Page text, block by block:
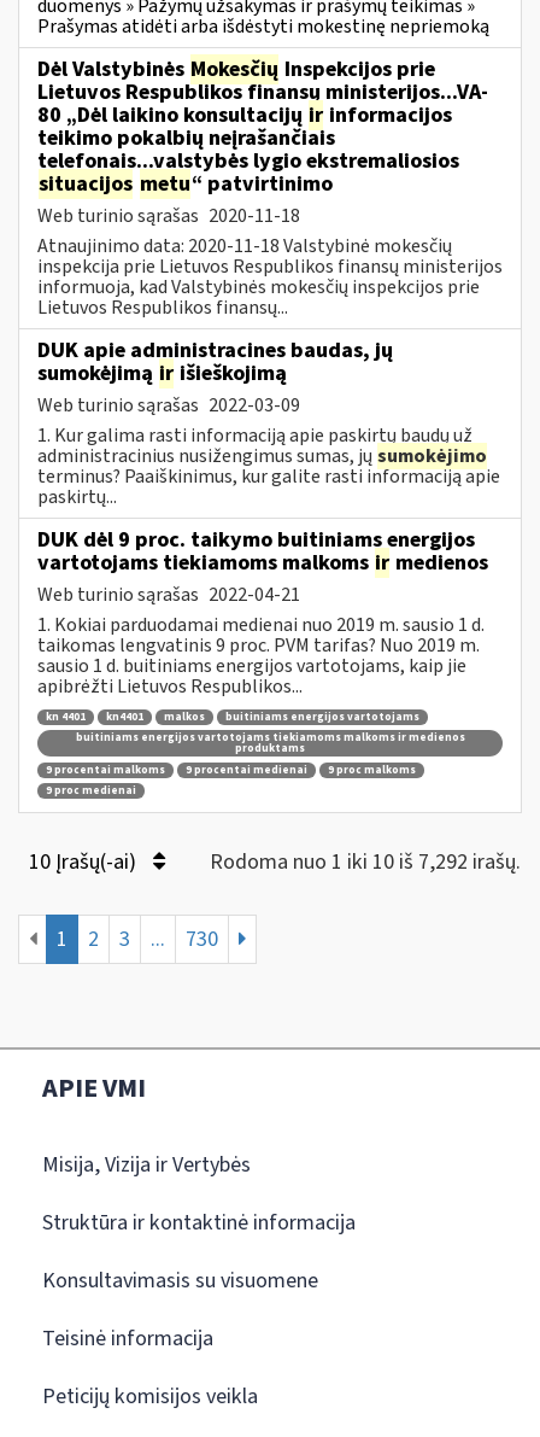
duomenys » Pažymų užsakymas ir prašymų teikimas »
Prašymas atidėti arba išdėstyti mokestinę nepriemoką
Dėl Valstybinės Mokesčių Inspekcijos prie
Lietuvos Respublikos finansų ministerijos...VA-
80 „Dėl laikino konsultacijų ir informacijos
teikimo pokalbių neįrašančiais
telefonais...valstybės lygio ekstremaliosios
situacijos metu“ patvirtinimo
Web turinio sąrašas 2020-11-18
Atnaujinimo data: 2020-11-18 Valstybinė mokesčių
inspekcija prie Lietuvos Respublikos finansų ministerijos
informuoja, kad Valstybinės mokesčių inspekcijos prie
Lietuvos Respublikos finansų...
DUK apie administracines baudas, jų
sumokėjimą ir išieškojimą
Web turinio sąrašas 2022-03-09
1. Kur galima rasti informaciją apie paskirtų baudų už
administracinius nusižengimus sumas, jų sumokėjimo
terminus? Paaiškinimus, kur galite rasti informaciją apie
paskirtų...
DUK dėl 9 proc. taikymo buitiniams energijos
vartotojams tiekiamoms malkoms ir medienos
Web turinio sąrašas 2022-04-21
1. Kokiai parduodamai medienai nuo 2019 m. sausio 1 d.
taikomas lengvatinis 9 proc. PVM tarifas? Nuo 2019 m.
sausio 1 d. buitiniams energijos vartotojams, kaip jie
apibrėžti Lietuvos Respublikos...
kn 4401 kn4401 malkos
buitiniams energijos vartotojams
buitiniams energijos vartotojams tiekiamoms malkoms ir medienos
produktams
9 procentai malkoms
9 procentai medienai
9 proc malkoms
9 proc medienai
10 Įrašų(-ai) Rodoma nuo 1 iki 10 iš 7,292 irašų.
1 2 3 ... 730
APIE VMI
Misija, Vizija ir Vertybės
Struktūra ir kontaktinė informacija
Konsultavimasis su visuomene
Teisinė informacija
Peticijų komisijos veikla